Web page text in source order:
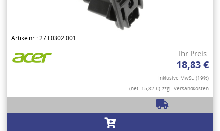
Artikelnr.: 27.L0302.001
Ihr Preis:
18,83 €
Inklusive MwSt. (19%)
(net. 15,82 €) zzgl. Versandkosten